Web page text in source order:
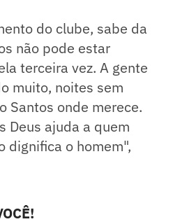
do clube, sabe da
não pode estar
terceira vez. A gente
muito, noites sem
Santos onde merece.
Deus ajuda a quem
dignifica o homem",